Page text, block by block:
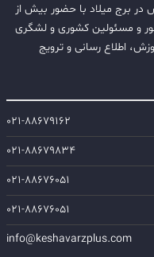
روز مهندس در برج میلاد با حضور بیش از
و مسئولین کشوری و لشگری
اطلاع رسانی و ترویج
۰۲۱-۸۸۶۷۹۱۶۲
۰۲۱-۸۸۶۷۹۸۳۴
۰۲۱-۸۸۶۷۶۰۵۱
۰۲۱-۸۸۶۷۶۰۵۱
info@keshavarzplus.com